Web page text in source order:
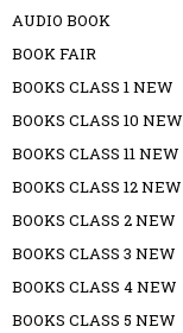
AUDIO BOOK
BOOK FAIR
BOOKS CLASS 1 NEW
BOOKS CLASS 10 NEW
BOOKS CLASS 11 NEW
BOOKS CLASS 12 NEW
BOOKS CLASS 2 NEW
BOOKS CLASS 3 NEW
BOOKS CLASS 4 NEW
BOOKS CLASS 5 NEW